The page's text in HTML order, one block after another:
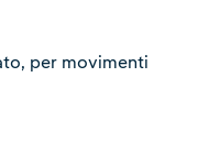
per movimenti